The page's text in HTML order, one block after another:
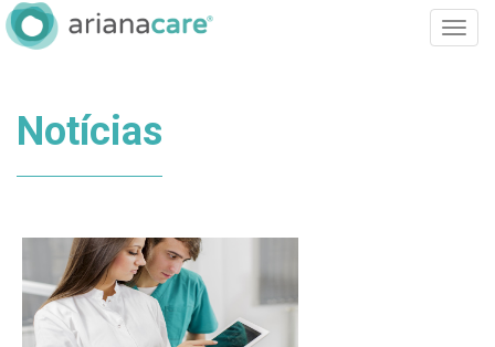
Toggle
Notícias